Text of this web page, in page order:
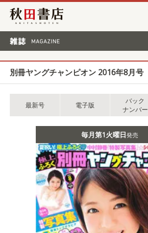
秋田書店
別冊ヤングチャンピオン 2016年8月号
最新号 電子版
バック
ナンバー
毎月第1火曜日発売